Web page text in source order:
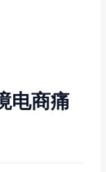
电商痛